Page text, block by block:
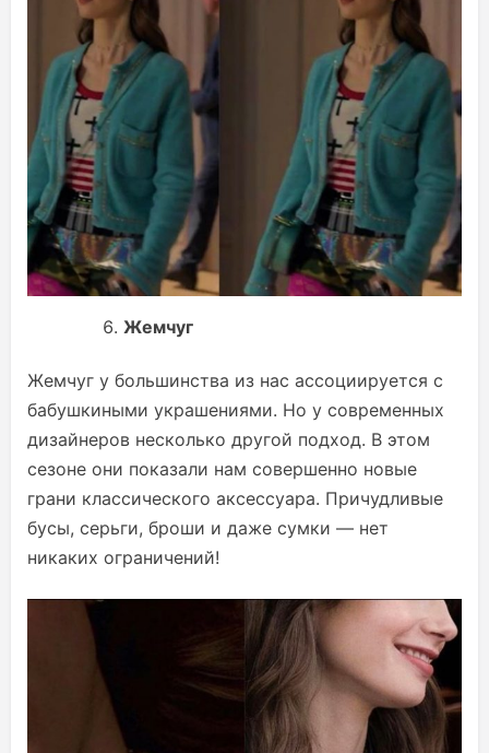
Жемчуг
Жемчуг у большинства из нас ассоциируется с
бабушкиными украшениями. Но у современных
дизайнеров несколько другой подход. В этом
сезоне они показали нам совершенно новые
грани классического аксессуара. Причудливые
бусы, серьги, броши и даже сумки — нет
никаких ограничений!